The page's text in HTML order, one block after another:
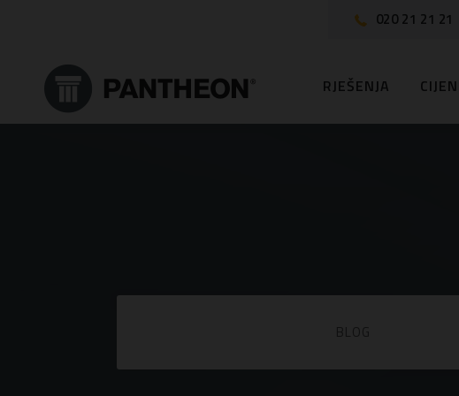
020 21 21 21
RJEŠENJA